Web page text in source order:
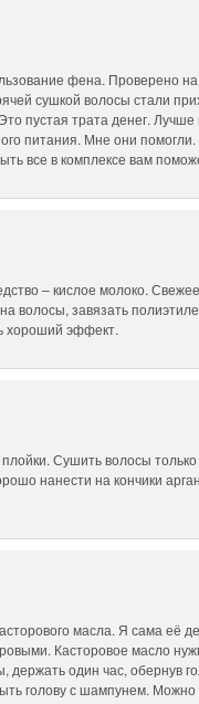
фена. Проверено на
сушкой волосы стали
пустая трата денег.
питания. Мне они помогли.
все в комплексе вам
– кислое молоко.
волосы, завязать
хороший эффект.
Сушить волосы
нанести на кончики
масла. Я сама её
Касторовое масло
держать один час, обернув
голову с шампунем. Можно